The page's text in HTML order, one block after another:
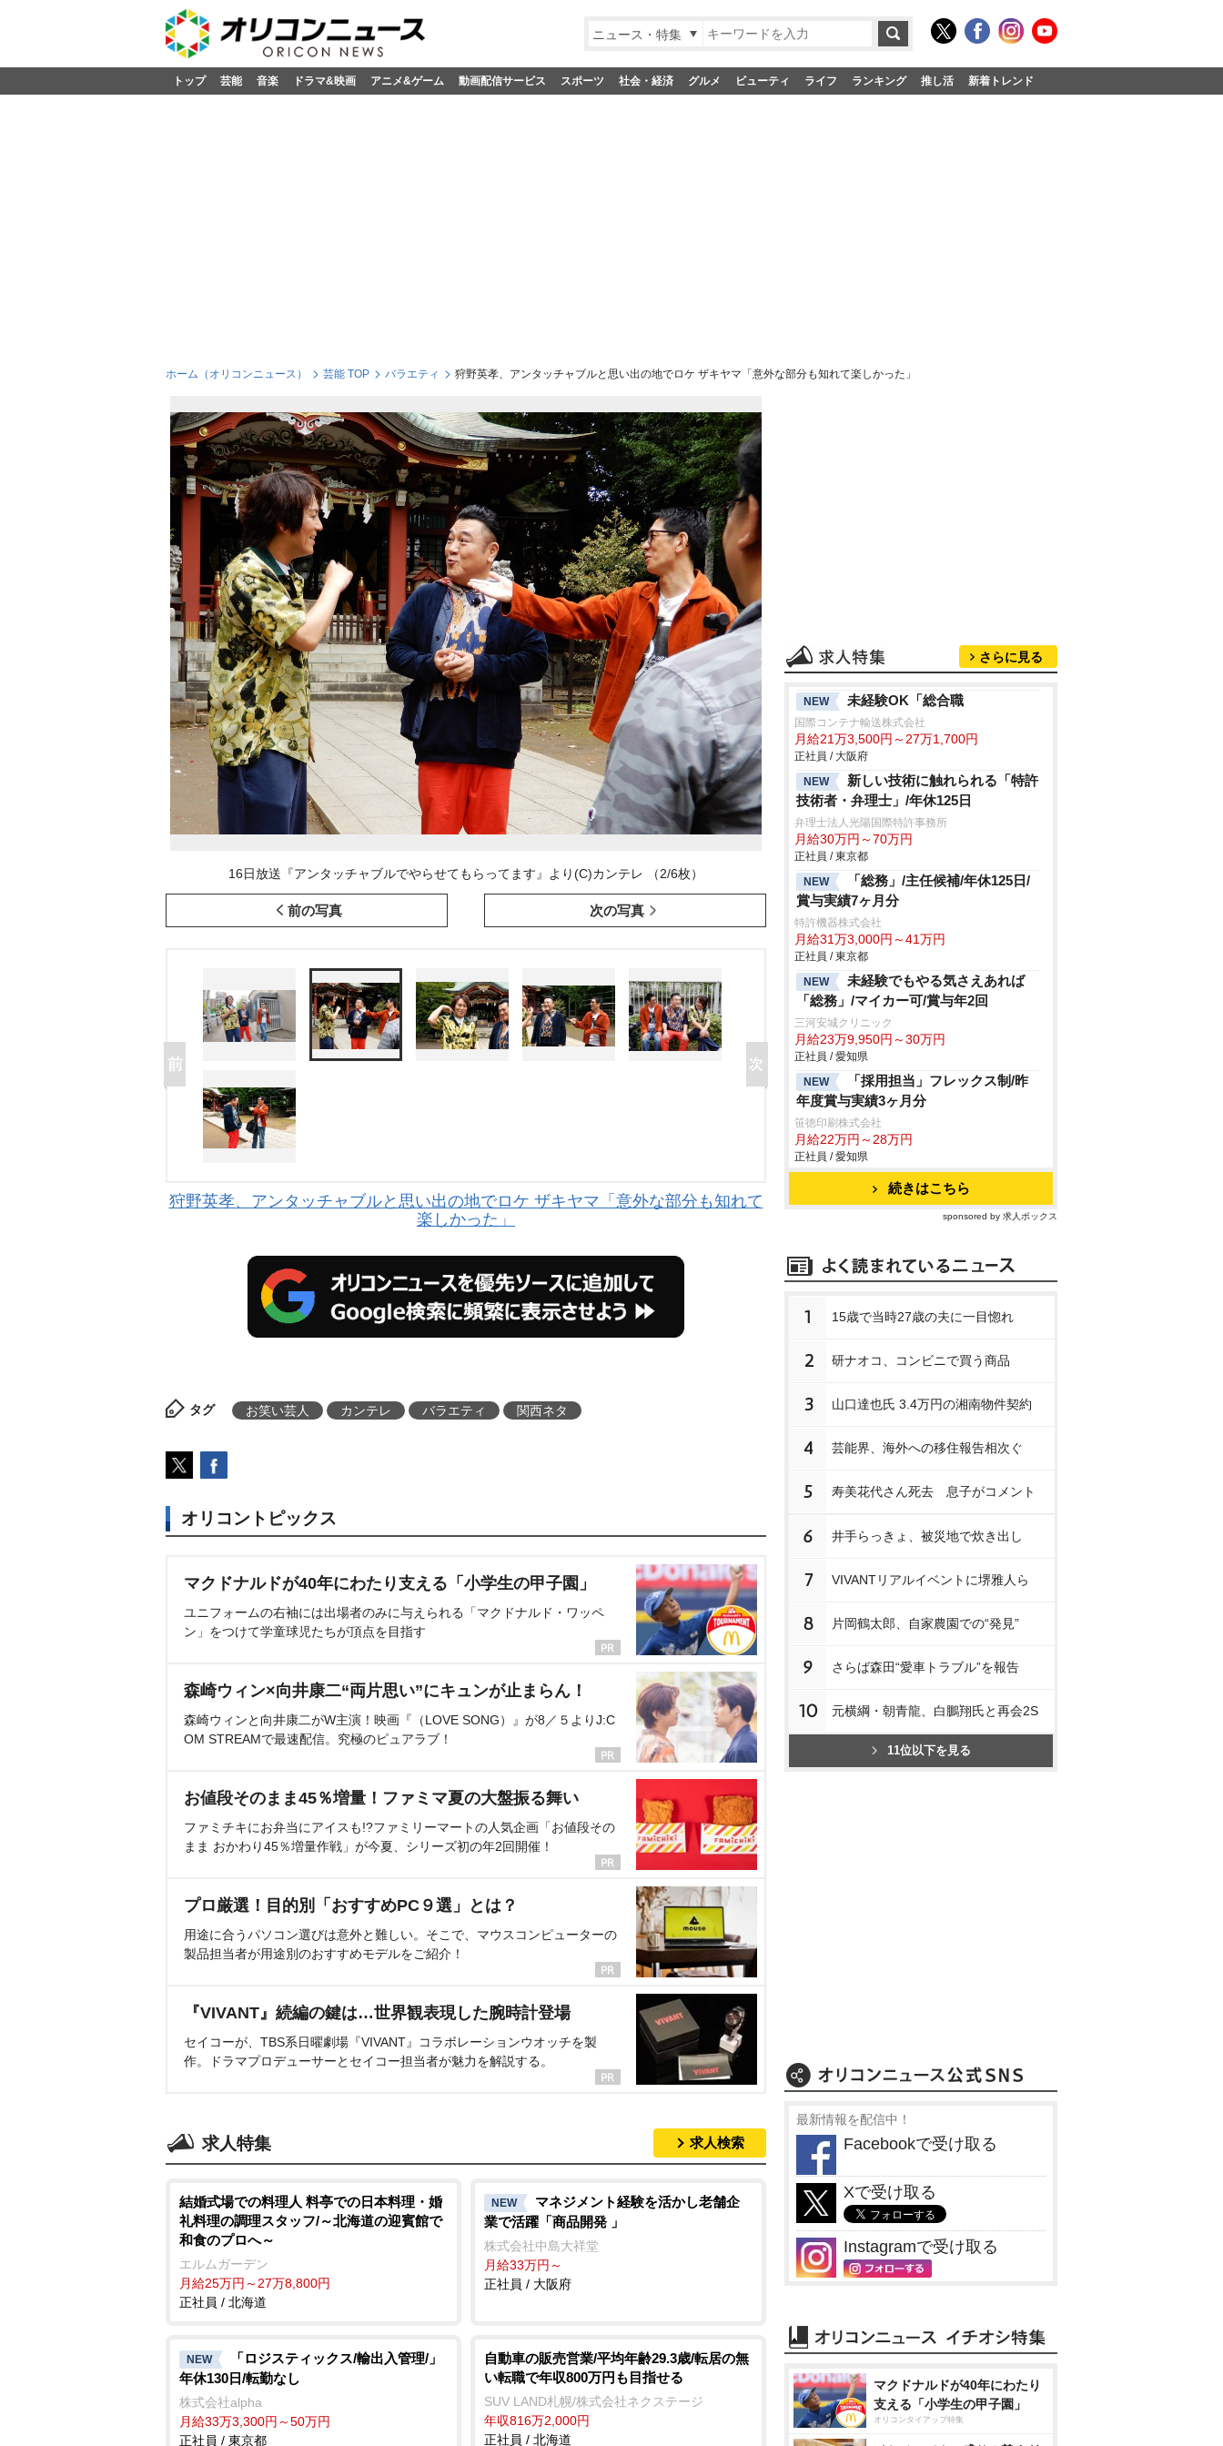
ニュース・特集
トップ 芸能 音楽 ドラマ&映画 アニメ&ゲーム 動画配信サービス スポーツ 社会・経済 グルメ ビューティ ライフ ランキング 推し活 新着トレンド
ホーム（オリコンニュース） 芸能 TOP バラエティ 狩野英孝、アンタッチャブルと思い出の地でロケ ザキヤマ「意外な部分も知れて楽しかった」
16日放送『アンタッチャブルでやらせてもらってます』より(C)カンテレ （2/6枚）
前の写真 次の写真
狩野英孝、アンタッチャブルと思い出の地でロケ ザキヤマ「意外な部分も知れて
楽しかった」
タグ お笑い芸人 カンテレ バラエティ 関西ネタ
オリコントピックス
マクドナルドが40年にわたり支える「小学生の甲子園」
ユニフォームの右袖には出場者のみに与えられる「マクドナルド・ワッペ
ン」をつけて学童球児たちが頂点を目指す
森崎ウィン×向井康二“両片思い”にキュンが止まらん！
森崎ウィンと向井康二がW主演！映画『（LOVE SONG）』が8／５よりJ:C
OM STREAMで最速配信。究極のピュアラブ！
お値段そのまま45％増量！ファミマ夏の大盤振る舞い
ファミチキにお弁当にアイスも!?ファミリーマートの人気企画「お値段その
まま おかわり45％増量作戦」が今夏、シリーズ初の年2回開催！
プロ厳選！目的別「おすすめPC９選」とは？
用途に合うパソコン選びは意外と難しい。そこで、マウスコンピューターの
製品担当者が用途別のおすすめモデルをご紹介！
『VIVANT』続編の鍵は…世界観表現した腕時計登場
セイコーが、TBS系日曜劇場『VIVANT』コラボレーションウオッチを製
作。ドラマプロデューサーとセイコー担当者が魅力を解説する。
求人特集 求人検索
結婚式場での料理人 料亭での日本料理・婚
礼料理の調理スタッフ/～北海道の迎賓館で
和食のプロへ～
エルムガーデン
月給25万円～27万8,800円
正社員 / 北海道
NEW
マネジメント経験を活かし老舗企
業で活躍「商品開発 」
株式会社中島大祥堂
月給33万円～
正社員 / 大阪府
NEW
「ロジスティックス/輸出入管理/」
年休130日/転勤なし
株式会社alpha
月給33万3,300円～50万円
正社員 / 東京都
自動車の販売営業/平均年齢29.3歳/転居の無
い転職で年収800万円も目指せる
SUV LAND札幌/株式会社ネクステージ
年収816万2,000円
正社員 / 北海道
さらに見る
NEW 未経験OK「総合職
国際コンテナ輸送株式会社
月給21万3,500円～27万1,700円
正社員 / 大阪府
NEW
新しい技術に触れられる「特許
技術者・弁理士」/年休125日
弁理士法人光陽国際特許事務所
月給30万円～70万円
正社員 / 東京都
NEW
「総務」/主任候補/年休125日/
賞与実績7ヶ月分
特許機器株式会社
月給31万3,000円～41万円
正社員 / 東京都
NEW
未経験でもやる気さえあれば
「総務」/マイカー可/賞与年2回
三河安城クリニック
月給23万9,950円～30万円
正社員 / 愛知県
NEW
「採用担当」フレックス制/昨
年度賞与実績3ヶ月分
笹徳印刷株式会社
月給22万円～28万円
正社員 / 愛知県
続きはこちら
sponsored by 求人ボックス
1 15歳で当時27歳の夫に一目惚れ
2 研ナオコ、コンビニで買う商品
3 山口達也氏 3.4万円の湘南物件契約
4 芸能界、海外への移住報告相次ぐ
5 寿美花代さん死去 息子がコメント
6 井手らっきょ、被災地で炊き出し
7 VIVANTリアルイベントに堺雅人ら
8 片岡鶴太郎、自家農園での“発見”
9 さらば森田“愛車トラブル”を報告
10 元横綱・朝青龍、白鵬翔氏と再会2S
11位以下を見る
最新情報を配信中！
Facebookで受け取る
Xで受け取る
Instagramで受け取る
マクドナルドが40年にわたり
支える「小学生の甲子園」
オリコンタイアップ特集